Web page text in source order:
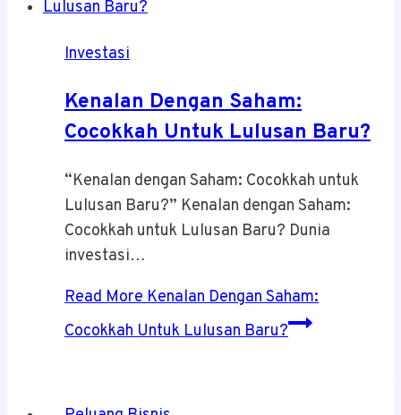
Investasi
Kenalan Dengan Saham:
Cocokkah Untuk Lulusan Baru?
“Kenalan dengan Saham: Cocokkah untuk
Lulusan Baru?” Kenalan dengan Saham:
Cocokkah untuk Lulusan Baru? Dunia
investasi…
Read MoreKenalan Dengan Saham:
Cocokkah Untuk Lulusan Baru?